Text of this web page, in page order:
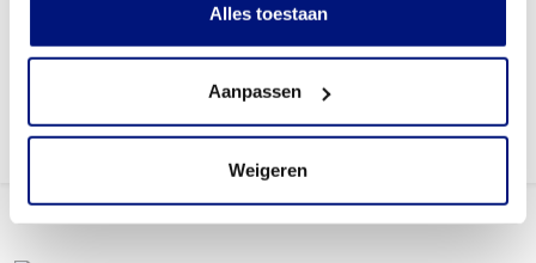
Alles toestaan
Aanpassen
Weigeren
Waar kan ik meer informatie vinden over de Stil Orthese?